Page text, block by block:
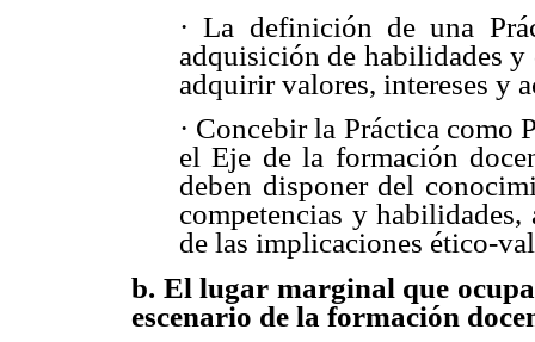
· La definición de una
adquisición de habilidades y
adquirir valores, intereses y
· Concebir la Práctica como
el Eje de la formación
deben disponer del
competencias y
de las implicaciones ético-
b. El lugar marginal que
escenario de la formación